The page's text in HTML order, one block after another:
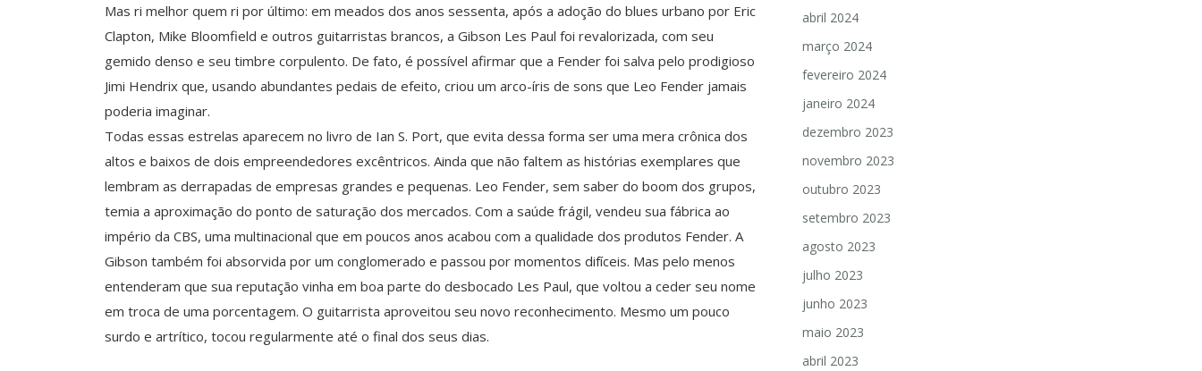
Mas ri melhor quem ri por último: em meados dos anos sessenta, após a adoção do blues urbano por Eric
Clapton, Mike Bloomfield e outros guitarristas brancos, a Gibson Les Paul foi revalorizada, com seu
gemido denso e seu timbre corpulento. De fato, é possível afirmar que a Fender foi salva pelo prodigioso
Jimi Hendrix que, usando abundantes pedais de efeito, criou um arco-íris de sons que Leo Fender jamais
poderia imaginar.
Todas essas estrelas aparecem no livro de Ian S. Port, que evita dessa forma ser uma mera crônica dos
altos e baixos de dois empreendedores excêntricos. Ainda que não faltem as histórias exemplares que
lembram as derrapadas de empresas grandes e pequenas. Leo Fender, sem saber do boom dos grupos,
temia a aproximação do ponto de saturação dos mercados. Com a saúde frágil, vendeu sua fábrica ao
império da CBS, uma multinacional que em poucos anos acabou com a qualidade dos produtos Fender. A
Gibson também foi absorvida por um conglomerado e passou por momentos difíceis. Mas pelo menos
entenderam que sua reputação vinha em boa parte do desbocado Les Paul, que voltou a ceder seu nome
em troca de uma porcentagem. O guitarrista aproveitou seu novo reconhecimento. Mesmo um pouco
surdo e artrítico, tocou regularmente até o final dos seus dias.
abril 2024
março 2024
fevereiro 2024
janeiro 2024
dezembro 2023
novembro 2023
outubro 2023
setembro 2023
agosto 2023
julho 2023
junho 2023
maio 2023
abril 2023